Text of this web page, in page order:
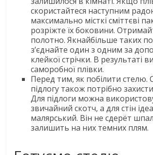
скористайтеся наступним
максимально місткі сміттєві
розріжте їх боковини.
полотно. Якнайбільше таких
з’єднайте один з одним за
клейкої стрічки. В результаті
саморобної плівки.
Перед тим, як побілити стелю.
підлогу також потрібно
Для підлоги можна
звичайний скотч, а для стін
малярський. Він не сдерёт
залишить на них темних плям.